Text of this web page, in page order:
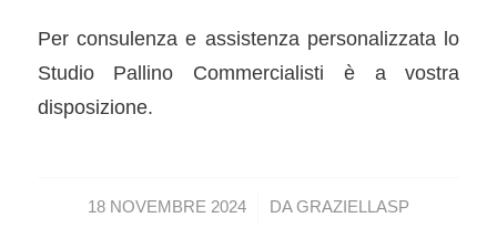
Per consulenza e assistenza personalizzata lo
Studio Pallino Commercialisti è a vostra
disposizione.
18 NOVEMBRE 2024
/ DAGRAZIELLASP